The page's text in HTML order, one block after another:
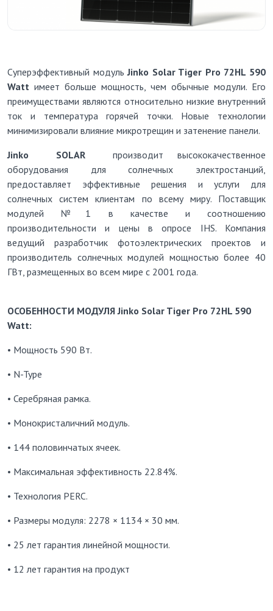
Суперэффективный модульJinko Solar Tiger Pro 72HL 590
Watt имеет больше мощность, чем обычные модули. Его
преимуществами являются относительно низкие внутренний
ток и температура горячей точки. Новые технологии
минимизировали влияние микротрещин и затенение панели.
Jinko
SOLARпроизводит высококачественное
оборудования для солнечных электростанций,
предоставляет эффективные решения и услуги для
солнечных систем клиентам по всему миру. Поставщик
модулей №1 в качестве и соотношению
производительности и цены в опросе IHS. Компания
ведущий разработчик фотоэлектрических проектов и
производитель солнечных модулей мощностью более 40
ГВт, размещенных во всем мире с 2001 года.
ОСОБЕННОСТИ МОДУЛЯ Jinko Solar Tiger Pro 72HL 590
Watt:
• Мощность 590 Вт.
• N-Type
• Серебряная рамка.
• Монокристаличний модуль.
• 144 половинчатых ячеек.
• Максимальная эффективность 22.84%.
• Технология PERC.
• Размеры модуля: 2278 × 1134 × 30 мм.
• 25 лет гарантия линейной мощности.
• 12 лет гарантия на продукт